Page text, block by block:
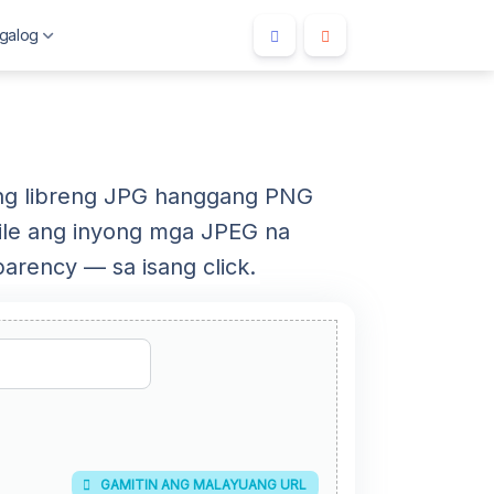
libreng JPG hanggang PNG
ang inyong mga JPEG na
— sa isang click.
GAMITIN ANG MALAYUANG URL